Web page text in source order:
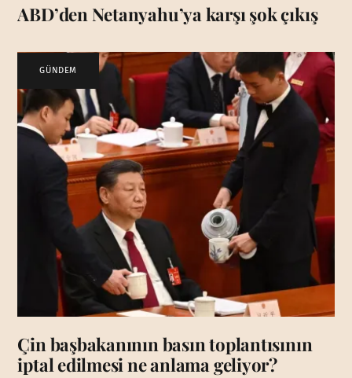
ABD’den Netanyahu’ya karşı şok çıkış
GÜNDEM
Çin başbakanının basın toplantısının
iptal edilmesi ne anlama geliyor?